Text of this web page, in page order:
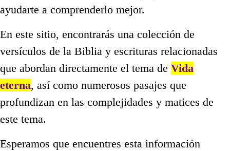
ayudarte a comprenderlo mejor.
En este sitio, encontrarás una colección de
versículos de la Biblia y escrituras relacionadas
que abordan directamente el tema de Vida
eterna, así como numerosos pasajes que
profundizan en las complejidades y matices de
este tema.
Esperamos que encuentres esta información